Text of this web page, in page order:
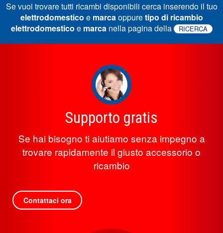
Se vuoi trovare tutti ricambi disponibili cerca inserendo il tuo
elettrodomestico e marcaoppuretipo di ricambio
elettrodomestico e marcanella pagina della RICERCA
Supporto gratis
Se hai bisogno ti aiutiamo senza impegno a
trovare rapidamente il giusto accessorio o
ricambio
Contattaci ora